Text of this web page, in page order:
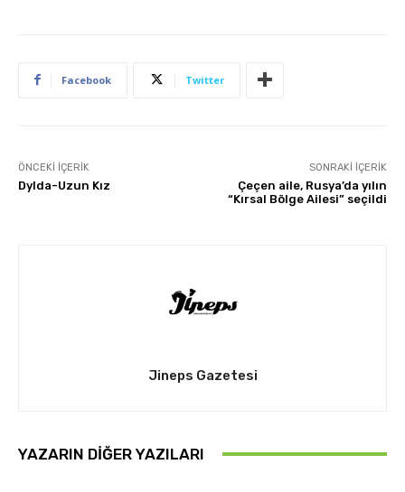
Facebook Twitter
ÖNCEKI İÇERIK
Dylda-Uzun Kız
SONRAKI İÇERIK
Çeçen aile, Rusya’da yılın
“Kırsal Bölge Ailesi” seçildi
Jineps Gazetesi
YAZARIN DIĞER YAZILARI